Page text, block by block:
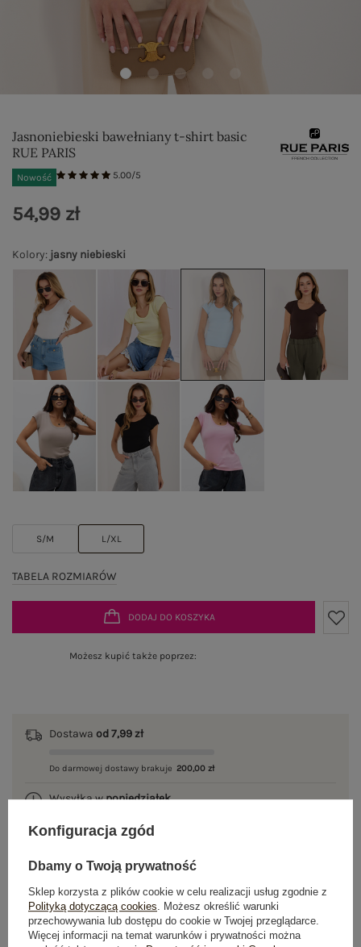
Jasnoniebieski bawełniany t-shirt basic
RUE PARIS
Nowość 5.00/5
Kolory: jasny niebieski
S/M L/XL
TABELA ROZMIARÓW
54,99 zł
DODAJ DO KOSZYKA
Możesz kupić także poprzez:
Dostawa od 7,99 zł
Do darmowej dostawy brakuje 200,00 zł
Wysyłka wponiedziałek
100 dni na zwrot
OPIS PRODUKTU
GŁÓWNE PARAMETRY
Konfiguracja zgód
Dbamy o Twoją prywatność
Sklep korzysta z plików cookie w celu realizacji usług zgodnie z
Polityką dotyczącą cookies . Możesz określić warunki
przechowywania lub dostępu do cookie w Twojej przeglądarce.
Więcej informacji na temat warunków i prywatności można